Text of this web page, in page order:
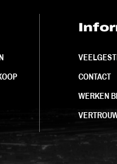
CONTACT
WERKEN